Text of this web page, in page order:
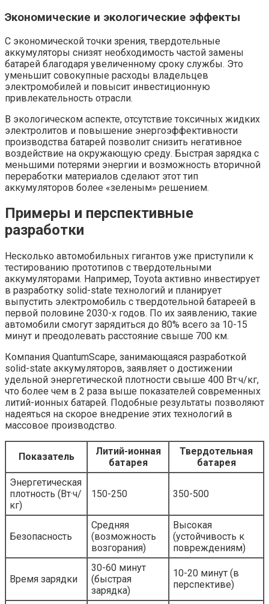
Экономические и экологические эффекты
С экономической точки зрения, твердотельные
аккумуляторы снизят необходимость частой замены
батарей благодаря увеличенному сроку службы. Это
уменьшит совокупные расходы владельцев
электромобилей и повысит инвестиционную
привлекательность отрасли.
В экологическом аспекте, отсутствие токсичных жидких
электролитов и повышение энергоэффективности
производства батарей позволит снизить негативное
воздействие на окружающую среду. Быстрая зарядка с
меньшими потерями энергии и возможность вторичной
переработки материалов сделают этот тип
аккумуляторов более «зеленым» решением.
Примеры и перспективные
разработки
Несколько автомобильных гигантов уже приступили к
тестированию прототипов с твердотельными
аккумуляторами. Например, Toyota активно инвестирует
в разработку solid-state технологий и планирует
выпустить электромобиль с твердотельной батареей в
первой половине 2030-х годов. По их заявлению, такие
автомобили смогут зарядиться до 80% всего за 10-15
минут и преодолевать расстояние свыше 700 км.
Компания QuantumScape, занимающаяся разработкой
solid-state аккумуляторов, заявляет о достижении
удельной энергетической плотности свыше 400 Вт·ч/кг,
что более чем в 2 раза выше показателей современных
литий-ионных батарей. Подобные результаты позволяют
надеяться на скорое внедрение этих технологий в
массовое производство.
Показатель
Литий-ионная
батарея
Твердотельная
батарея
Энергетическая
плотность (Вт·ч/
кг)
150-250 350-500
Безопасность
Средняя
(возможность
возгорания)
Высокая
(устойчивость к
повреждениям)
Время зарядки
30-60 минут
(быстрая
зарядка)
10-20 минут (в
перспективе)